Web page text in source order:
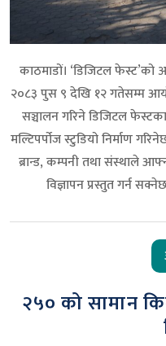
काठमाडों। ‘डिजिटल फेस्ट’को
२०८३ पुस ९ देखि १२ गतेसम्म
सञ्चालन गरिने डिजिटल
मल्टिपर्पोज स्टुडियो निर्माण
ब्रान्ड, कम्पनी तथा संस्थाले
विज्ञापन प्रस्तुत गर्न
२५० को सामान